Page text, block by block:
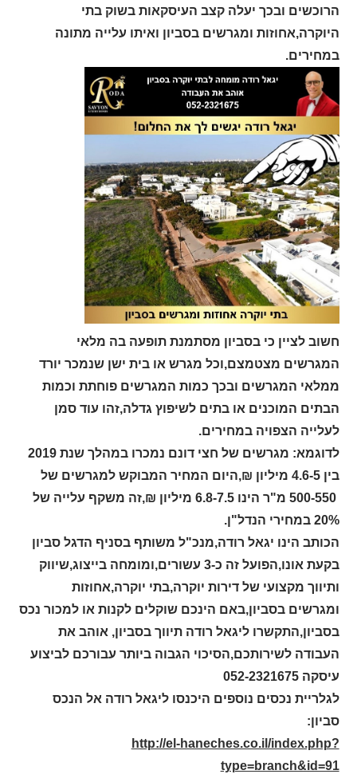
הרוכשים ובכך יעלה קצב העיסקאות בשוק בתי
היוקרה,אחוזות ומגרשים בסביון ואיתו עלייה מתונה
במחירים.
חשוב לציין כי בסביון מסתמנת תופעה בה מלאי
המגרשים מצטמצם,וכל מגרש או בית ישן שנמכר יורד
ממלאי המגרשים ובכך כמות המגרשים פוחתת וכמות
הבתים המוכנים או בתים לשיפוץ גדלה,זהו עוד סמן
לעלייה הצפויה במחירים.
לדוגמא: מגרשים של חצי דונם נמכרו במהלך שנת 2019
בין 4.6-5 מיליון ₪,היום המחיר המבוקש למגרשים של
500-550 מ"ר הינו 6.8-7.5 מיליון ₪,זה משקף עלייה של
20% במחירי הנדל"ן.
הכותב הינו יגאל רודה,מנכ"ל משותף בסניף הדגל סביון
בקעת אונו,הפועל זה כ-3 עשורים,ומומחה בייצוג,שיווק
ותיווך מקצועי של דירות יוקרה,בתי יוקרה,אחוזות
ומגרשים בסביון,באם הינכם שוקלים לקנות או למכור נכס
בסביון,התקשרו ליגאל רודה תיווך בסביון, אוהב את
העבודה לשירותכם,הסיכוי הגבוה ביותר עבורכם לביצוע
עיסקה 052-2321675
לגלריית נכסים נוספים היכנסו ליגאל רודה אל הנכס
סביון:
http://el-haneches.co.il/index.php?
type=branch&id=91